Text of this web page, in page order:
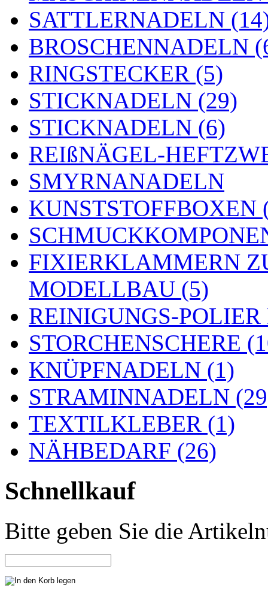
SATTLERNADELN
BROSCHENNADELN
RINGSTECKER (5)
STICKNADELN (29)
STICKNADELN (6)
REIßNÄGEL-
SMYRNANADELN
KUNSTSTOFFBOXEN
FIXIERKLAMMERN
MODELLBAU (5)
REINIGUNGS-
STORCHENSCHERE
KNÜPFNADELN (1)
STRAMINNADELN
TEXTILKLEBER (1)
NÄHBEDARF (26)
Schnellkauf
Bitte geben Sie die